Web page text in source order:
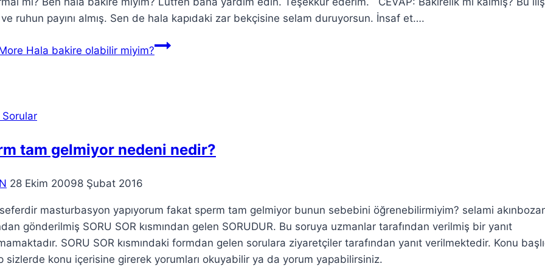
ruhun payını almış. Sen de hala kapıdaki zar bekçisine selam duruyorsun. İnsaf et….
Hala bakire olabilir miyim?
tam gelmiyor nedeni nedir?
28 Ekim 20098 Şubat 2016
masturbasyon yapıyorum fakat sperm tam gelmiyor bunun sebebini öğrenebilirmiyim? selami
gönderilmiş SORU SOR kısmından gelen SORUDUR. Bu soruya uzmanlar tarafından verilmiş bir yanıt
SORU SOR kısmındaki formdan gelen sorulara ziyaretçiler tarafından yanıt verilmektedir. Konu
sizlerde konu içerisine girerek yorumları okuyabilir ya da yorum yapabilirsiniz.